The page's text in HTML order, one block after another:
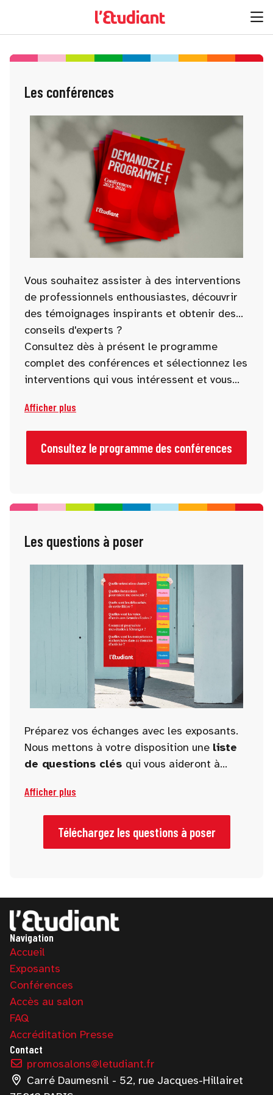
Les conférences
Vous souhaitez assister à des interventions
de professionnels enthousiastes, découvrir
des témoignages inspirants et obtenir des
conseils d'experts ?
Consultez dès à présent le programme
complet des conférences et sélectionnez les
interventions qui vous intéressent et vous
Afficher plus
Consultez le programme des conférences
Les questions à poser
Préparez vos échanges avec les exposants.
Nous mettons à votre disposition une liste
de questions clés qui vous aideront à
informations pertinentes et utiles pour
orienter vos projets académiques et
professionnels.
Afficher plus
Téléchargez les questions à poser
Navigation
Accueil
Exposants
Conférences
Accès au salon
FAQ
Accréditation Presse
Contact
promosalons@letudiant.fr
Carré Daumesnil - 52, rue Jacques-Hillairet